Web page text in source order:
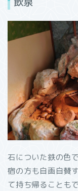
石についた鉄の色
宿の方も自画自賛
て持ち帰ることも